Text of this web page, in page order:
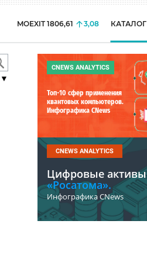
MOEXIT 1806,61 3,08 КАТАЛОГ
CNEWS ANALYTICS
Топ-10 сфер применения
квантовых компьютеров.
Инфографика CNews
CNEWS ANALYTICS
Цифровые активы
«Росатома».
Инфографика CNews